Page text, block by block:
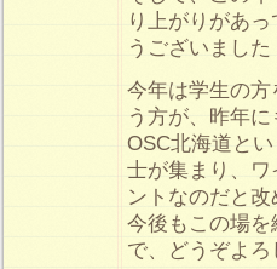
り上がりがあ
うございました
今年は学生の
う方が、昨年
OSC北海道と
士が集まり、
ントなのだと
今後もこの場
で、どうぞよろ